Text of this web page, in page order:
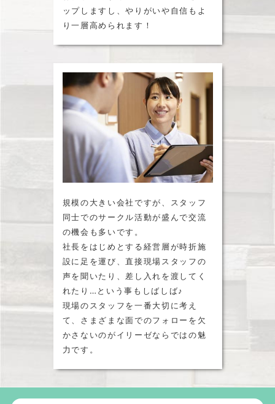
ップしますし、やりがいや自信もよ
り一層高められます！
規模の大きい会社ですが、スタッフ
同士でのサークル活動が盛んで交流
の機会も多いです。
社長をはじめとする経営層が時折施
設に足を運び、直接現場スタッフの
声を聞いたり、差し入れを渡してく
れたり…という事もしばしば♪
現場のスタッフを一番大切に考え
て、さまざまな面でのフォローを欠
かさないのがイリーゼならではの魅
力です。